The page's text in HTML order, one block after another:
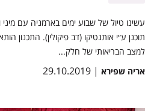
עשינו טיול של שבוע ימים בארמניה עם מיני
למצב הבריאותי של חלק...
אריה שפירא | 29.10.2019